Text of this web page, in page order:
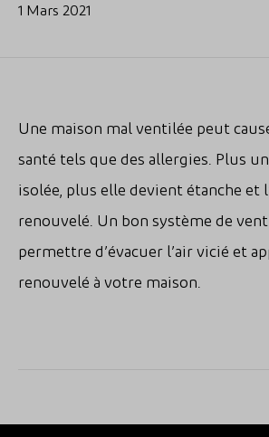
1 Mars 2021
Une maison mal ventilée peut
santé tels que des allergies. Plus
isolée, plus elle devient étanche et
renouvelé. Un bon système de
permettre d’évacuer l’air vicié et
renouvelé à votre maison.